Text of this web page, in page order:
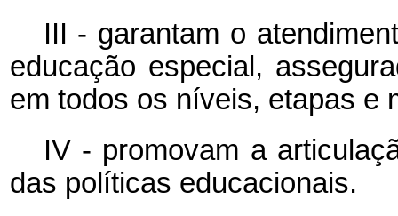
III - garantam o
educação especial,
em todos os níveis, etapas e
IV - promovam a
das políticas educacionais.